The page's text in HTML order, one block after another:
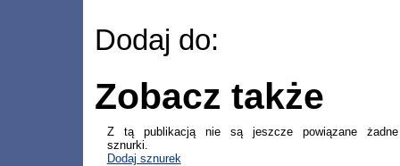
Dodaj do:
Zobacz także
Z tą publikacją nie są jeszcze powiązane żadne
sznurki.
Dodaj sznurek